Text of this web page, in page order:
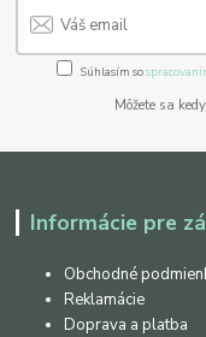
Súhlasím so
Môžete sa
Informácie pre
Obchodné
Reklamácie
Doprava a platba